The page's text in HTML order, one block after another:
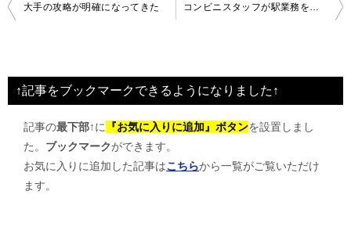
投
ビ
ゲ
大手の攻略が明確になってきた
↑記事をブックマークできるようになりました↑
記事の最下部↑に 『お気に入りに追加』ボタンを設置しまし
た。 ブックマークができます。
お気に入りに追加した記事はこちらから一覧がご覧いただけ
ます。